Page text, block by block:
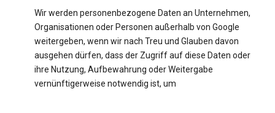
Wir werden personenbezogene Daten an Unternehmen,
Organisationen oder Personen außerhalb von Google
weitergeben, wenn wir nach Treu und Glauben davon
ausgehen dürfen, dass der Zugriff auf diese Daten oder
ihre Nutzung, Aufbewahrung oder Weitergabe
vernünftigerweise notwendig ist, um